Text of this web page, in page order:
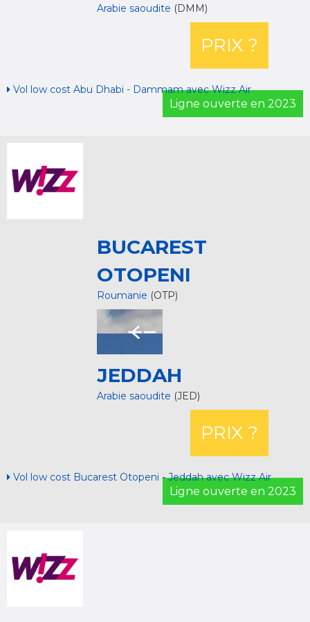
Arabie saoudite (DMM)
PRIX ?
Vol low cost Abu Dhabi - Dammam avec Wizz Air
Ligne ouverte en 2023
BUCAREST
OTOPENI
Roumanie (OTP)
JEDDAH
Arabie saoudite (JED)
PRIX ?
Vol low cost Bucarest Otopeni - Jeddah avec Wizz Air
Ligne ouverte en 2023